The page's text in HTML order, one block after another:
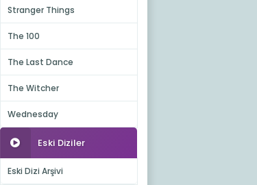
Stranger Things
The 100
The Last Dance
The Witcher
Wednesday
Eski Diziler
Eski Dizi Arşivi